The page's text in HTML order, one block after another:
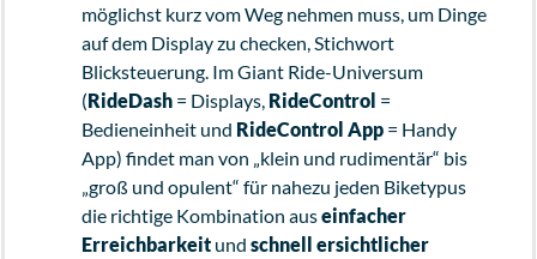
möglichst kurz vom Weg nehmen muss, um Dinge
auf dem Display zu checken, Stichwort
Blicksteuerung. Im Giant Ride-Universum
(RideDash = Displays, RideControl =
Bedieneinheit und RideControl App = Handy
App) findet man von „klein und rudimentär“ bis
„groß und opulent“ für nahezu jeden Biketypus
die richtige Kombination auseinfacher
Erreichbarkeit und schnell ersichtlicher